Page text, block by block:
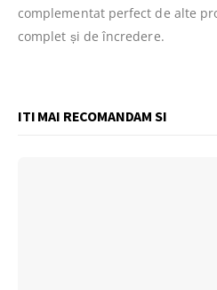
complementat perfect de alte
complet și de încredere.
ITI MAI RECOMANDAM SI